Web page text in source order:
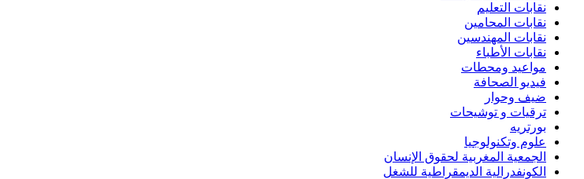
نقابات التعليم
نقابات المحامين
نقابات المهندسين
نقابات الأطباء
مواعيد ومحطات
فيديو الصحافة
ضيف وحوار
ترقيات و توشيحات
بورتريه
علوم وتكنولوجيا
الجمعية المغربية لحقوق الإنسان
الكونفدرالية الديمقراطية للشغل